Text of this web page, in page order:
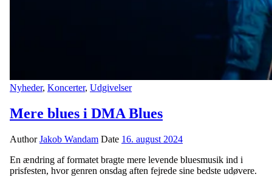
Nyheder, Koncerter, Udgivelser
Mere blues i DMA Blues
AuthorJakob Wandam Date 16. august 2024
En ændring af formatet bragte mere levende bluesmusik ind i
prisfesten, hvor genren onsdag aften fejrede sine bedste udøvere.